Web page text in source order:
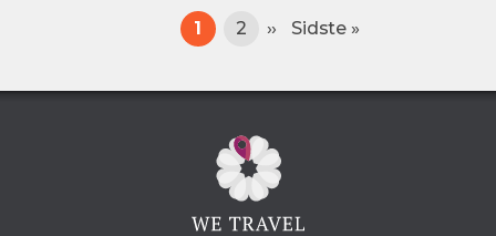
Nuværende
1 Page
2
Næste
››
Sidste
Sidste »